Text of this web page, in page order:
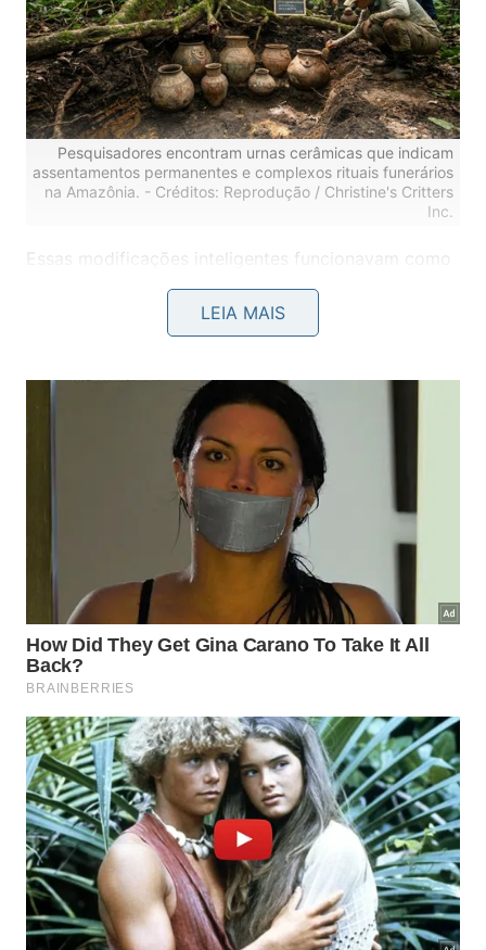
Pesquisadores encontram urnas cerâmicas que indicam
assentamentos permanentes e complexos rituais funerários
na Amazônia. - Créditos: Reprodução / Christine's Critters
Inc.
Essas modificações inteligentes funcionavam como
ilhas artificiais seguras que sustentavam as
habitações familiares durante as cheias sazonais da
região. Esse processo construtivo demonstra que as
altamente
sofisticada , permitindo que as famílias
permanecessem próximas às suas valiosas áreas de
Quais vestígios foram encontrados
no interior dos vasos funerários?
No interior de vários recipientes cerâmicos, os
pesquisadores identificaram fragmentos de ossos
LEIA MAIS